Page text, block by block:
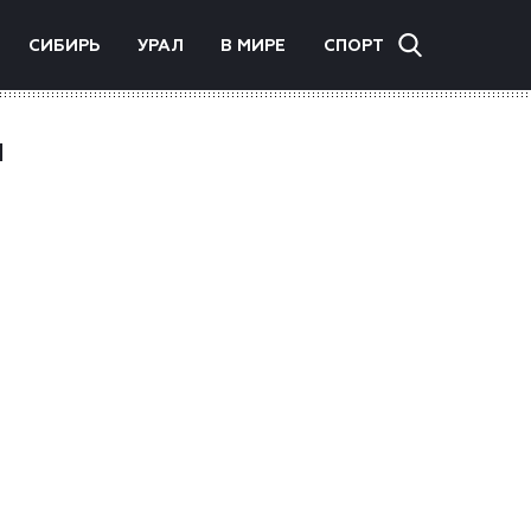
СИБИРЬ УРАЛ В МИРЕ СПОРТ